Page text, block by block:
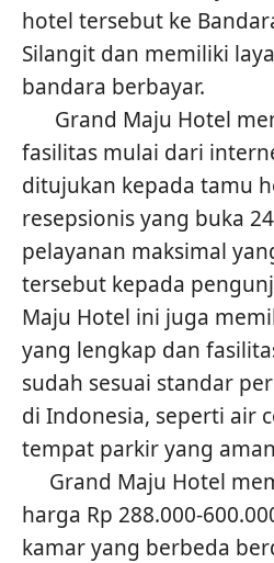
hotel tersebut ke
Silangit dan memiliki
bandara berbayar.
Grand Maju Hotel
fasilitas mulai dari
ditujukan kepada tamu
resepsionis yang buka
pelayanan maksimal
tersebut kepada
Maju Hotel ini juga
yang lengkap dan
sudah sesuai standar
di Indonesia, seperti air
tempat parkir yang
Grand Maju Hotel
harga Rp 288.000-
kamar yang berbeda